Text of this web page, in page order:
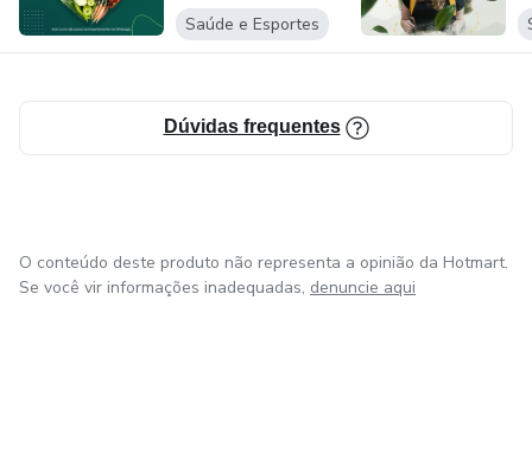
Saúde e Esportes
Dúvidas frequentes
O conteúdo deste produto não representa a opinião da Hotmart.
Se você vir informações inadequadas, denuncie aqui